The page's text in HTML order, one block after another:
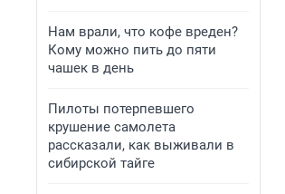
Нам врали, что кофе вреден?
Кому можно пить до пяти
чашек в день
Пилоты потерпевшего
крушение самолета
рассказали, как выживали в
сибирской тайге